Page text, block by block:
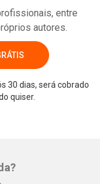
entre
autores.
30 dias, será cobrado
quiser.